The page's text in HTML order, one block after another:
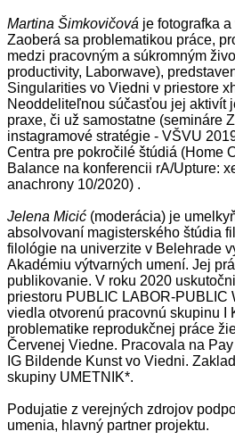
Martina Šimkovičová je fotografka
Zaoberá sa problematikou práce,
medzi pracovným a súkromným
productivity, Laborwave),
Singularities vo Viedni v priestore
Neoddeliteľnou súčasťou jej aktivít
praxe, či už samostatne (semináre
instagramové stratégie - VŠVU
Centra pre pokročilé štúdiá (Home
Balance na konferencii rA/Upture:
anachrony 10/2020) .
Jelena Micić (moderácia) je
absolvovaní magisterského štúdia
filológie na univerzite v Belehrade
Akadémiu výtvarných umení. Jej
publikovanie. V roku 2020
priestoru PUBLIC LABOR-PUBLIC
viedla otvorenú pracovnú skupinu I
problematike reprodukčnej práce
Červenej Viedne. Pracovala na
IG Bildende Kunst vo Viedni.
skupiny UMETNIK*.
Podujatie z verejných zdrojov
umenia, hlavný partner projektu.